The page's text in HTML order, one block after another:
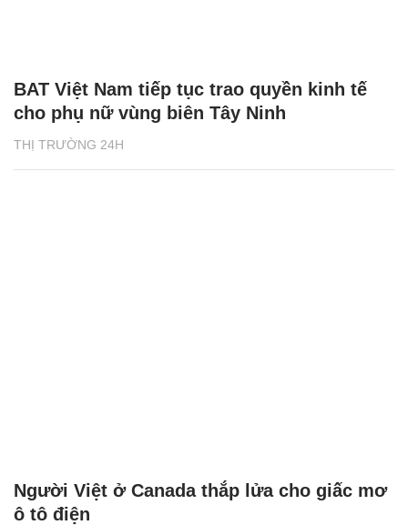
THỊ TRƯỜNG 24H
BAT Việt Nam tiếp tục trao quyền kinh tế
cho phụ nữ vùng biên Tây Ninh
Người Việt ở Canada thắp lửa cho giấc mơ
ô tô điện